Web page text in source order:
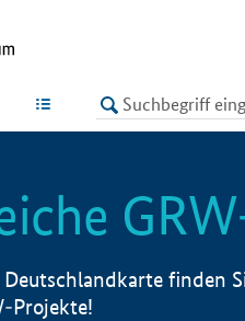
LISTE
finden
Projekte!